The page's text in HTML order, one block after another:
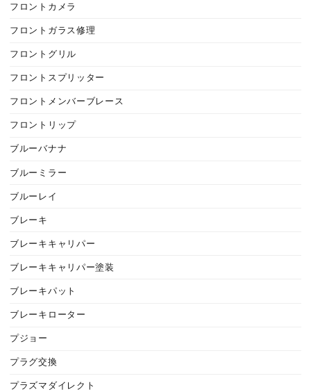
フロントカメラ
フロントガラス修理
フロントグリル
フロントスプリッター
フロントメンバーブレース
フロントリップ
ブルーバナナ
ブルーミラー
ブルーレイ
ブレーキ
ブレーキキャリパー
ブレーキキャリパー塗装
ブレーキパット
ブレーキローター
プジョー
プラグ交換
プラズマダイレクト